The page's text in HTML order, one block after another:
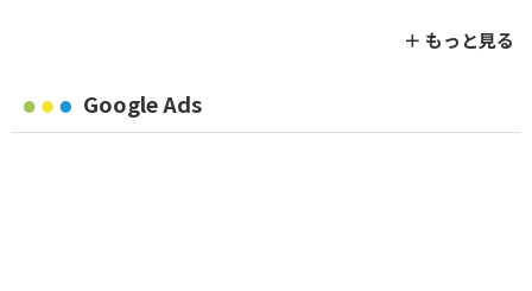
＋ もっと見る
Google Ads